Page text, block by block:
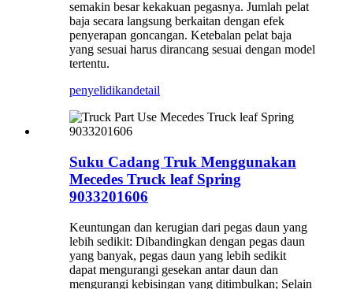
semakin besar kekakuan pegasnya. Jumlah pelat
baja secara langsung berkaitan dengan efek
penyerapan goncangan. Ketebalan pelat baja
yang sesuai harus dirancang sesuai dengan model
tertentu.
penyelidikandetail
Suku Cadang Truk Menggunakan
Mecedes Truck leaf Spring
9033201606
Keuntungan dan kerugian dari pegas daun yang
lebih sedikit: Dibandingkan dengan pegas daun
yang banyak, pegas daun yang lebih sedikit
dapat mengurangi gesekan antar daun dan
mengurangi kebisingan yang ditimbulkan; Selain